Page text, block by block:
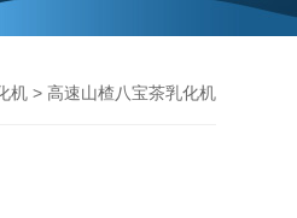
机> 高速山楂八宝茶乳化机